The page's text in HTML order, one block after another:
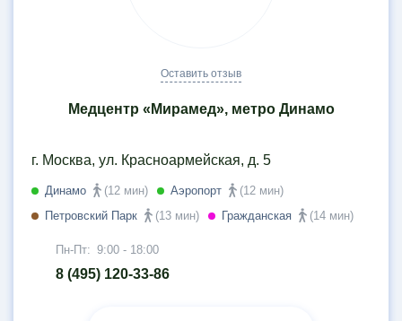
Оставить отзыв
Медцентр «Мирамед», метро Динамо
г. Москва, ул. Красноармейская, д. 5
Динамо (12 мин) Аэропорт
(12 мин)
Петровский Парк
(13 мин) Гражданская (14 мин)
Пн-Пт: 9:00 - 18:00
8 (495) 120-33-86